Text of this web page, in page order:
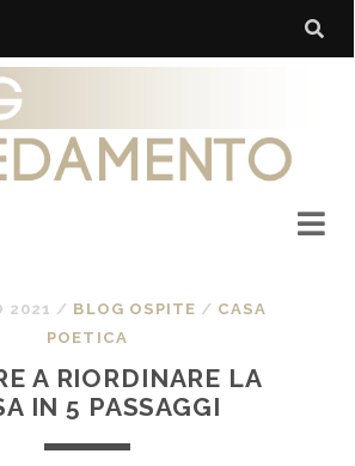
2021 / BLOG OSPITE / CASA
POETICA
A RIORDINARE LA
IN 5 PASSAGGI